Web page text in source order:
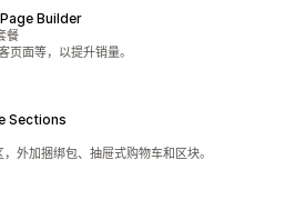
Builder
餐
页面等，以提升销量。
Sections
外加捆绑包、抽屉式购物车和区块。